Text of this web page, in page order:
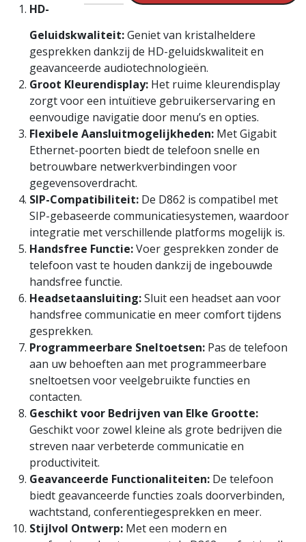
HD-
Geluidskwaliteit:Geniet van kristalheldere
gesprekken dankzij de HD-geluidskwaliteit en
geavanceerde audiotechnologieën.
Groot Kleurendisplay: Het ruime kleurendisplay
zorgt voor een intuïtieve gebruikerservaring en
eenvoudige navigatie door menu’s en opties.
Flexibele Aansluitmogelijkheden: Met Gigabit
Ethernet-poorten biedt de telefoon snelle en
betrouwbare netwerkverbindingen voor
gegevensoverdracht.
SIP-Compatibiliteit: De D862 is compatibel met
SIP-gebaseerde communicatiesystemen, waardoor
integratie met verschillende platforms mogelijk is.
Handsfree Functie:Voer gesprekken zonder de
telefoon vast te houden dankzij de ingebouwde
handsfree functie.
Headsetaansluiting:Sluit een headset aan voor
handsfree communicatie en meer comfort tijdens
gesprekken.
Programmeerbare Sneltoetsen: Pas de telefoon
aan uw behoeften aan met programmeerbare
sneltoetsen voor veelgebruikte functies en
contacten.
Geschikt voor Bedrijven van Elke Grootte:
Geschikt voor zowel kleine als grote bedrijven die
streven naar verbeterde communicatie en
productiviteit.
Geavanceerde Functionaliteiten: De telefoon
biedt geavanceerde functies zoals doorverbinden,
wachtstand, conferentiegesprekken en meer.
Stijlvol Ontwerp: Met een modern en